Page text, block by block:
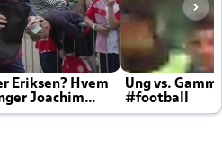
Eriksen? Hvem
Joachim
Ung vs.
#football